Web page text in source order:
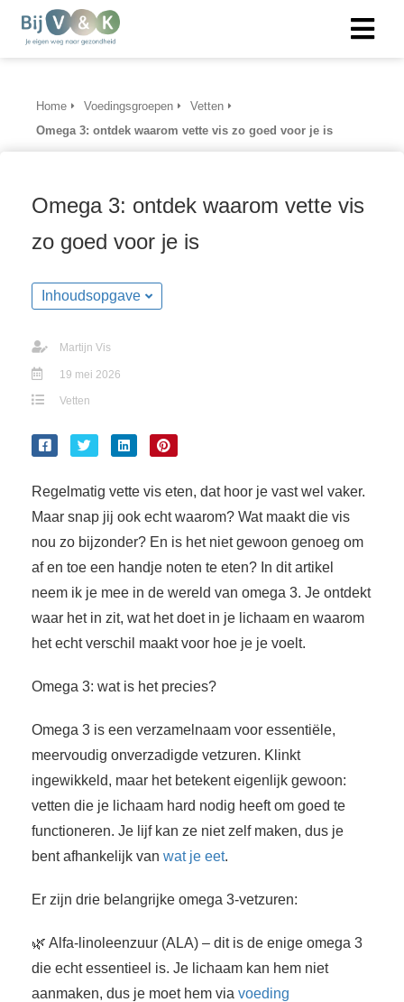
Home Voedingsgroepen
Vetten
Omega 3: ontdek waarom vette vis zo goed voor je is
Omega 3: ontdek waarom vette vis
zo goed voor je is
Inhoudsopgave
Martijn Vis
19 mei 2026
Vetten
Regelmatig vette vis eten, dat hoor je vast wel vaker.
Maar snap jij ook echt waarom? Wat maakt die vis
nou zo bijzonder? En is het niet gewoon genoeg om
af en toe een handje noten te eten? In dit artikel
neem ik je mee in de wereld van omega 3. Je ontdekt
waar het in zit, wat het doet in je lichaam en waarom
het echt verschil maakt voor hoe je je voelt.
Omega 3: wat is het precies?
Omega 3 is een verzamelnaam voor essentiële,
meervoudig onverzadigde vetzuren. Klinkt
ingewikkeld, maar het betekent eigenlijk gewoon:
vetten die je lichaam hard nodig heeft om goed te
functioneren. Je lijf kan ze niet zelf maken, dus je
bent afhankelijk van wat je eet.
Er zijn drie belangrijke omega 3-vetzuren:
🌿 Alfa-linoleenzuur (ALA) – dit is de enige omega 3
die echt essentieel is. Je lichaam kan hem niet
aanmaken, dus je moet hem via voeding